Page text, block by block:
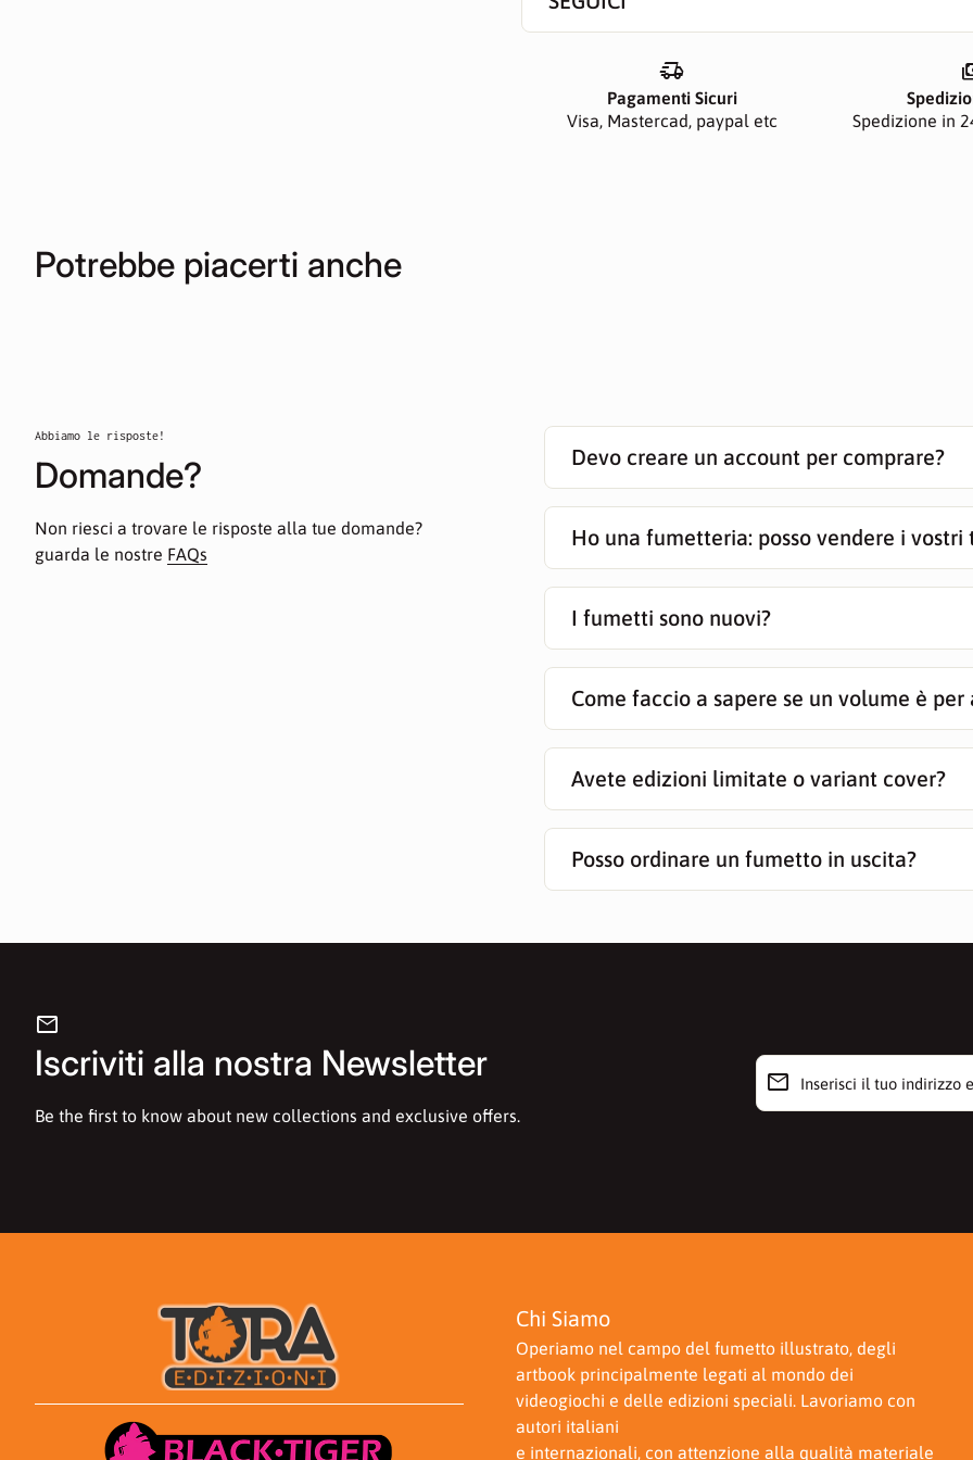
delivery_truck_speed
Pagamenti Sicuri
Visa, Mastercad, paypal etc
Spedizione in
Potrebbe piacerti anche
Abbiamo le risposte!
Domande?
Non riesci a trovare le risposte alla tue domande?
guarda le nostre FAQs
Devo creare un account per comprare?
Ho una fumetteria: posso vendere i vostri
I fumetti sono nuovi?
Come faccio a sapere se un volume è per
Avete edizioni limitate o variant cover?
Posso ordinare un fumetto in uscita?
mail
Iscriviti alla nostra Newsletter
Be the first to know about new collections and exclusive offers.
Inserisci il tuo indirizzo e-
email
Casa
Casa
Chi Siamo
Operiamo nel campo del fumetto illustrato, degli
artbook principalmente legati al mondo dei
videogiochi e delle edizioni speciali. Lavoriamo con
autori italiani
e internazionali, con attenzione alla qualità materiale